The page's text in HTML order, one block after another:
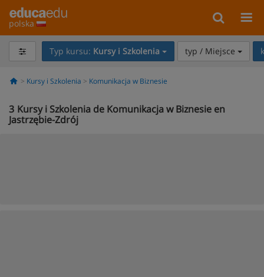
polska
Typ kursu: Kursy i Szkolenia typ / Miejsce
Kursy i Szkolenia Komunikacja w Biznesie
3 Kursy i Szkolenia de Komunikacja w Biznesie en
Jastrzębie-Zdrój